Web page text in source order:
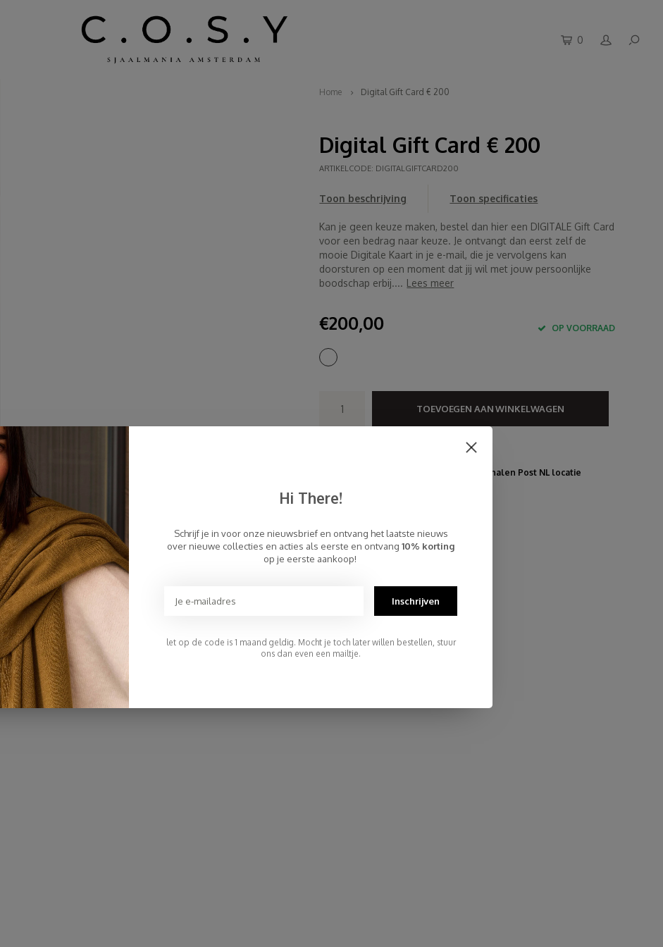
0
Home Digital Gift Card € 200
Digital Gift Card € 200
ARTIKELCODE: DIGITALGIFTCARD200
Toon beschrijving Toon specificaties
Kan je geen keuze maken, bestel dan hier een DIGITALE Gift Card
voor een bedrag naar keuze. Je ontvangt dan eerst zelf de
mooie Digitale Kaart in je e-mail, die je vervolgens kan
doorsturen op een moment dat jij wil met jouw persoonlijke
boodschap erbij.... Lees meer
€200,00 OP VOORRAAD
TOEVOEGEN AAN WINKELWAGEN
Gratis Verzending binnen NL, ook ophalen Post NL locatie
Persoonlijke Klantenservice
Hi There!
Schrijf je in voor onze nieuwsbrief en ontvang het laatste nieuws
over nieuwe collecties en acties als eerste en ontvang 10% korting
op je eerste aankoop!
Inschrijven
let op de code is 1 maand geldig. Mocht je toch later willen bestellen, stuur
ons dan even een mailtje.